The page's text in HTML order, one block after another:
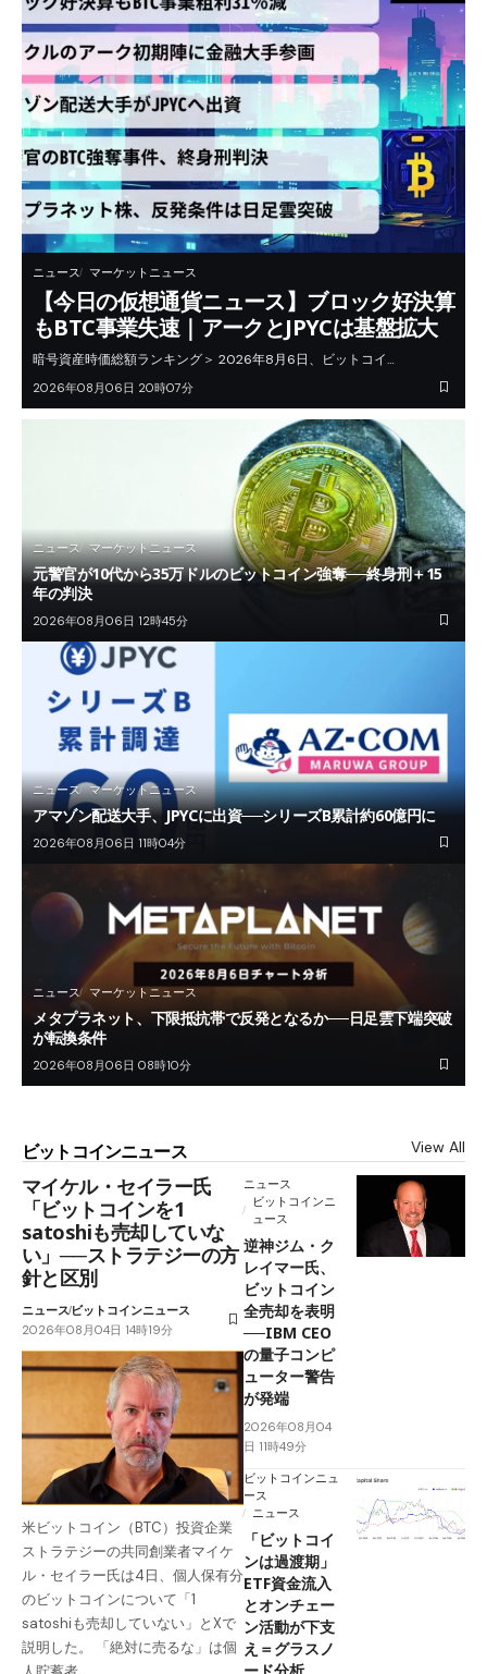
ニュース マーケットニュース
【今日の仮想通貨ニュース】ブロック好決算
もBTC事業失速｜アークとJPYCは基盤拡大
暗号資産時価総額ランキング＞ 2026年8月6日、ビットコイ…
2026年08月06日 20時07分
ニュース マーケットニュース
元警官が10代から35万ドルのビットコイン強奪──終身刑＋15
年の判決
2026年08月06日 12時45分
ニュース マーケットニュース
アマゾン配送大手、JPYCに出資──シリーズB累計約60億円に
2026年08月06日 11時04分
ニュース マーケットニュース
メタプラネット、下限抵抗帯で反発となるか──日足雲下端突破
が転換条件
2026年08月06日 08時10分
ビットコインニュース View All
マイケル・セイラー氏
「ビットコインを1
satoshiも売却していな
い」──ストラテジーの方
針と区別
ニュースビットコインニュース
2026年08月04日 14時19分
米ビットコイン（BTC）投資企業
ストラテジーの共同創業者マイケ
ル・セイラー氏は4日、個人保有分
のビットコインについて「1
satoshiも売却していない」とXで
説明した。 「絶対に売るな」は個
ニュース
ビットコインニ
ュース
逆神ジム・ク
レイマー氏、
ビットコイン
全売却を表明
──IBM CEO
の量子コンピ
ューター警告
が発端
2026年08月04
日 11時49分
ビットコインニュ
ース
ニュース
「ビットコイ
ンは過渡期」
ETF資金流入
とオンチェー
ン活動が下支
え＝グラスノ
ード分析